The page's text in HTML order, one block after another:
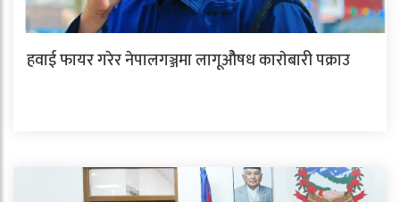
हवाई फायर गरेर नेपालगञ्जमा लागूओैषध काराेबारी पक्राउ